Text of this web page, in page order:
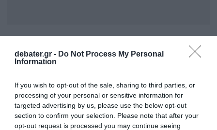
debater.gr - Do Not Process My Personal
Information
If you wish to opt-out of the sale, sharing to third parties, or
processing of your personal or sensitive information for
targeted advertising by us, please use the below opt-out
section to confirm your selection. Please note that after your
opt-out request is processed you may continue seeing
γεωμετρία και τη «διαγώνια γραμμή» του
ηλεκτρικής διασύνδεσης. Αναφέρθηκε
ειδικότερα στο Great Sea Interconnector,
την ηλεκτρική διασύνδεση Ελλάδας, Κύπρου
και Ισραήλ, καθώς και στο GREGY, τη